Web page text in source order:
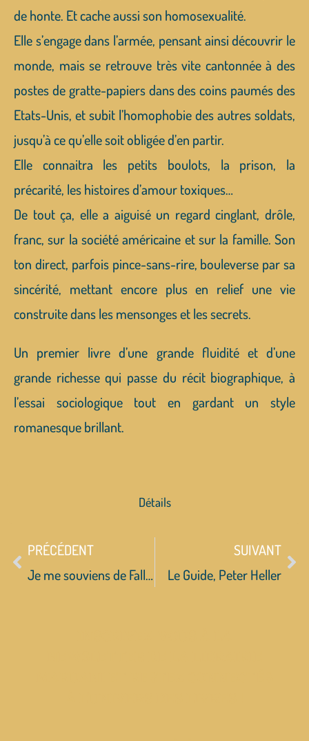
Détails
de honte. Et cache aussi son homosexualité.
Elle s’engage dans l’armée, pensant ainsi découvrir le
monde, mais se retrouve très vite cantonnée à des
postes de gratte-papiers dans des coins paumés des
Etats-Unis, et subit l’homophobie des autres soldats,
jusqu’à ce qu’elle soit obligée d’en partir.
Elle connaitra les petits boulots, la prison, la
précarité, les histoires d’amour toxiques…
De tout ça, elle a aiguisé un regard cinglant, drôle,
franc, sur la société américaine et sur la famille. Son
ton direct, parfois pince-sans-rire, bouleverse par sa
sincérité, mettant encore plus en relief une vie
construite dans les mensonges et les secrets.
Un premier livre d’une grande fluidité et d’une
grande richesse qui passe du récit biographique, à
l’essai sociologique tout en gardant un style
romanesque brillant.
PRÉCÉDENT
Je me souviens de Falloujah, Feurat Alani
SUIVANT
Le Guide, Peter Heller